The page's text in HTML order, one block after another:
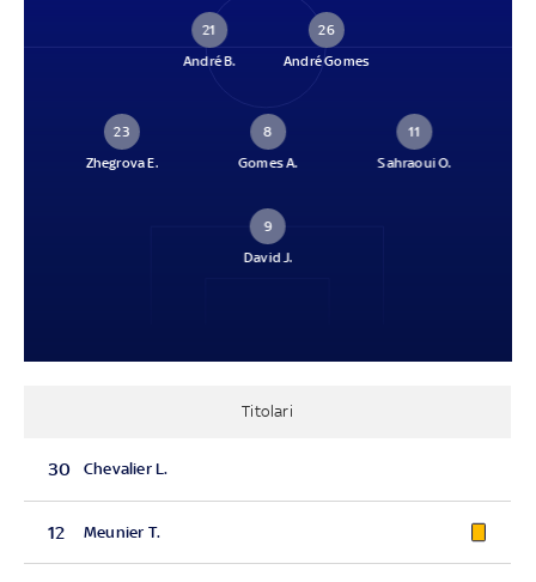
21
André B.
26
André Gomes
23
Zhegrova E.
8
Gomes A.
11
Sahraoui O.
9
David J.
Titolari
30 Chevalier L.
12 Meunier T.